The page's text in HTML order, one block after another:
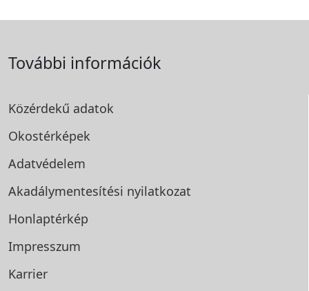
További információk
Közérdekű adatok
Okostérképek
Adatvédelem
Akadálymentesítési nyilatkozat
Honlaptérkép
Impresszum
Karrier